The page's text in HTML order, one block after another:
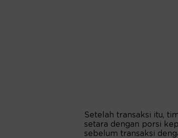
Setelah transaksi itu,
setara dengan porsi
sebelum transaksi